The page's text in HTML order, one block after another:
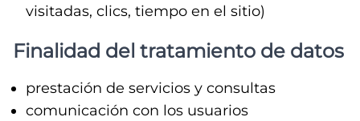
visitadas, clics, tiempo en el sitio)
Finalidad del tratamiento de datos
prestación de servicios y consultas
comunicación con los usuarios